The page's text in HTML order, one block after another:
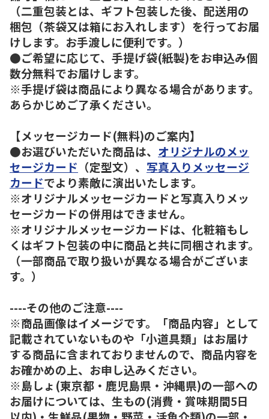
（二重包装とは、ギフト包装した後、配送用の
梱包（茶袋又は箱にお入れします）を行ってお届
けします。お手渡しに便利です。）
●ご希望に応じて、手提げ袋(紙製)をお申込み個
数分無料でお届けします。
※手提げ袋は商品により異なる場合があります。
あらかじめご了承ください。
【メッセージカード(無料)のご案内】
●お選びいただいた商品は、 オリジナルのメッ
セージカード （定型文）、 写真入りメッセージ
カードでより素敵に演出いたします。
※オリジナルメッセージカードと写真入りメッ
セージカードの併用はできません。
※オリジナルメッセージカードは、化粧箱もし
くはギフト包装の中に商品と共に同梱されます。
（一部商品で取り扱いが異なる場合がございま
す。）
----その他のご注意----
※商品画像はイメージです。「商品内容」として
記載されていないものや「小道具類」はお届け
する商品に含まれておりませんので、商品内容を
お確かめの上、お申し込みください。
※島しょ(東京都・鹿児島県・沖縄県)の一部への
お届けについては、生もの(消費・賞味期間5日